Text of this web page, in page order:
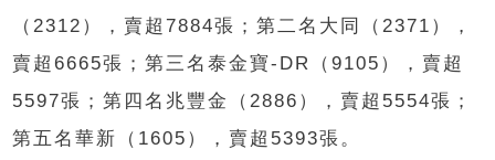
（2312），賣超7884張；第二名大同（2371），
賣超6665張；第三名泰金寶-DR（9105），賣超
5597張；第四名兆豐金（2886），賣超5554張；
第五名華新（1605），賣超5393張。